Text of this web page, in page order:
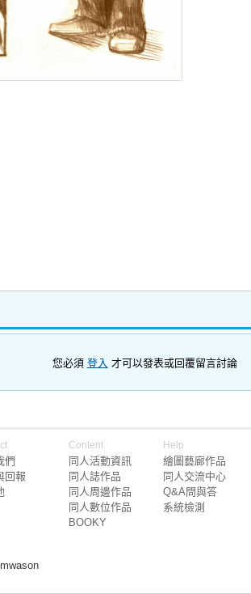
您必須 登入 才可以發表或回覆留言討論
們
回報
Content
同人活動資訊
同人誌作品
同人周邊作品
同人數位作品
BOOKY
Help
繪圖藝廊作品
同人交流中心
Q&A問與答
系統檢測